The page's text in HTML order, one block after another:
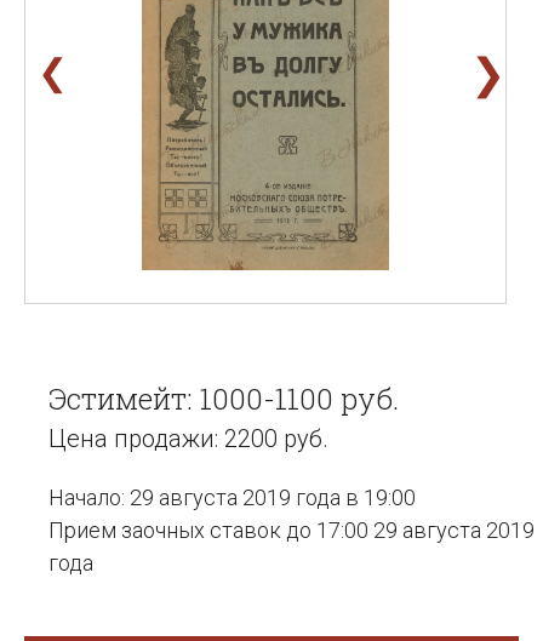
❮ ❯
Эстимейт: 1000-1100 руб.
Цена продажи: 2200 руб.
Начало: 29 августа 2019 года в 19:00
Прием заочных ставок до 17:00 29 августа 2019
года